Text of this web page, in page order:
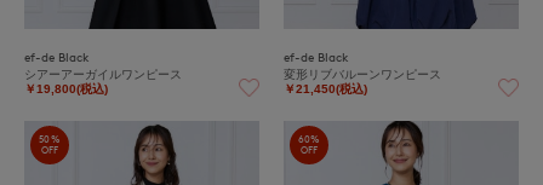
ef-de Black
シアーアーガイルワンピース
￥19,800(税込)
ef-de Black
変形リブバルーンワンピース
￥21,450(税込)
50%
OFF
60%
OFF